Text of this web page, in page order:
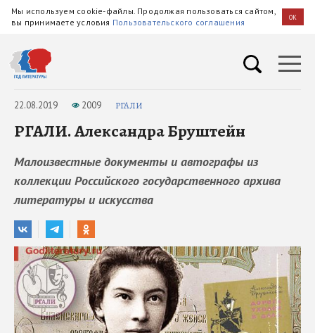
Мы используем cookie-файлы. Продолжая пользоваться сайтом,
вы принимаете условия Пользовательского соглашения OK
22.08.2019 2009 РГАЛИ
РГАЛИ. Александра Бруштейн
Малоизвестные документы и автографы из
коллекции Российского государственного архива
литературы и искусства